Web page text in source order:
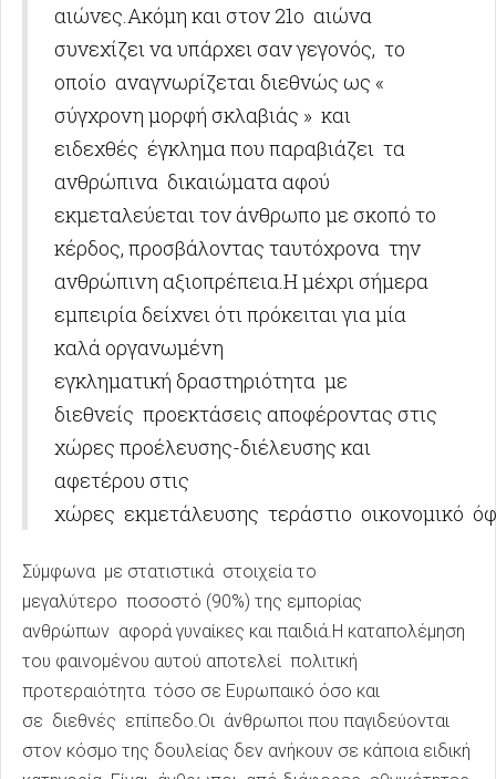
αιώνες.Ακόμη και στον 21ο αιώνα
συνεχίζει να υπάρχει σαν γεγονός, το
οποίο αναγνωρίζεται διεθνώς ως «
σύγχρονη μορφή σκλαβιάς » και
ειδεχθές έγκλημα που παραβιάζει τα
ανθρώπινα δικαιώματα αφού
εκμεταλεύεται τον άνθρωπο με σκοπό το
κέρδος, προσβάλοντας ταυτόχρονα την
ανθρώπινη αξιοπρέπεια.Η μέχρι σήμερα
εμπειρία δείχνει ότι πρόκειται για μία
καλά οργανωμένη
εγκληματική δραστηριότητα με
διεθνείς προεκτάσεις αποφέροντας στις
χώρες προέλευσης-διέλευσης και
αφετέρου στις
χώρες εκμετάλευσης τεράστιο οικονομικό
Σύμφωνα με στατιστικά στοιχεία το
μεγαλύτερο ποσοστό (90%) της εμπορίας
ανθρώπων αφορά γυναίκες και παιδιά.Η καταπολέμηση
του φαινομένου αυτού αποτελεί πολιτική
προτεραιότητα τόσο σε Ευρωπαικό όσο και
σε διεθνές επίπεδο.Οι άνθρωποι που παγιδεύονται
στον κόσμο της δουλείας δεν ανήκουν σε κάποια ειδική